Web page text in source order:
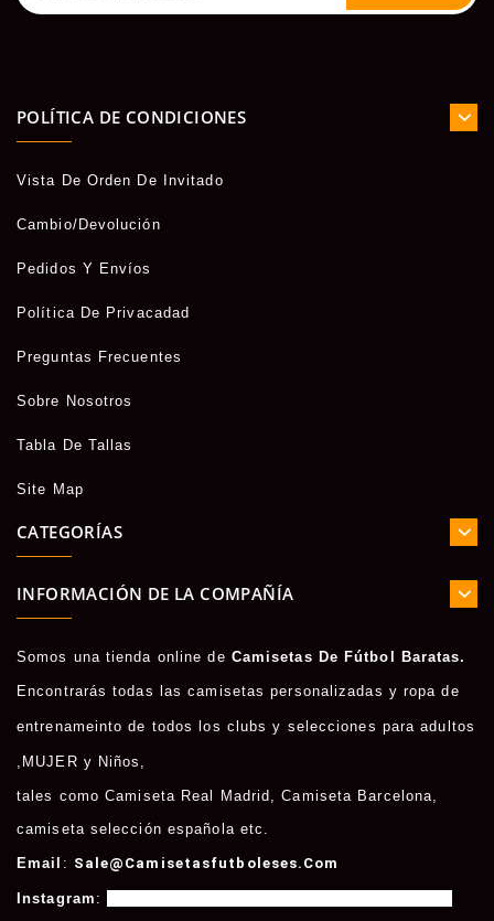
POLÍTICA DE CONDICIONES
Vista De Orden De Invitado
Cambio/Devolución
Pedidos Y Envíos
Política De Privacadad
Preguntas Frecuentes
Sobre Nosotros
Tabla De Tallas
Site Map
CATEGORÍAS
INFORMACIÓN DE LA COMPAÑÍA
Somos una tienda online de Camisetas De Fútbol Baratas.
Encontrarás todas las camisetas personalizadas y ropa de
entrenameinto de todos los clubs y selecciones para adultos
, MUJER y Niños ,
tales comoCamiseta Real Madrid ,Camiseta Barcelona,
camiseta selección española etc.
Email : Sale@camisetasfutboleses.com
Instagram :